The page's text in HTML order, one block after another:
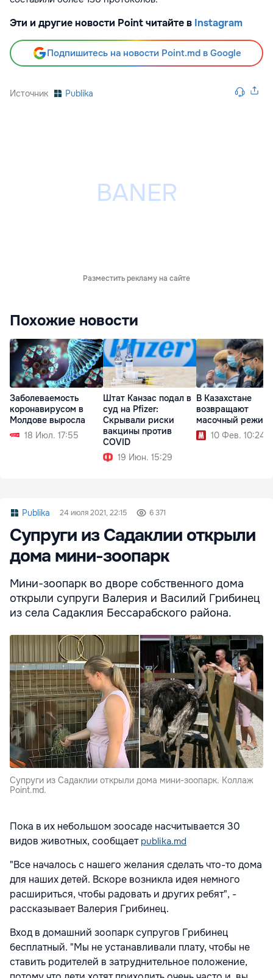
Эти и другие новости Point читайте в Instagram
Подпишитесь на новости Point.md в Google
Источник Publika
Разместить рекламу на сайте
Похожие новости
Заболеваемость
коронавирусом в
Молдове выросла
18 Июл. 17:55
Штат Канзас подал в
суд на Pfizer:
Скрывали риски
вакцины против
COVID
19 Июн. 15:29
В Казахстане
возвращают
масочный режим
10 Фев. 10:24
Publika 24 июля 2021, 22:15 6 371
Супруги из Садаклии открыли
дома мини-зоопарк
Мини-зоопарк во дворе собственного дома
открыли супруги Валерия и Василий Грибинец
из села Садаклия Бессарабского района.
Супруги из Садаклии открыли дома мини-зоопарк. Коллаж
Point.md.
Пока в их небольшом зоосаде насчитывается 30
видов животных, сообщает publika.md
"Все началось с нашего желания сделать что-то дома
для наших детей. Вскоре возникла идея немного
расшириться, чтобы радовать и других ребят", -
рассказывает Валерия Грибинец.
Вход в домашний зоопарк супругов Грибинец
бесплатный. "Мы не устанавливали плату, чтобы не
ставить родителей в затруднительное положение,